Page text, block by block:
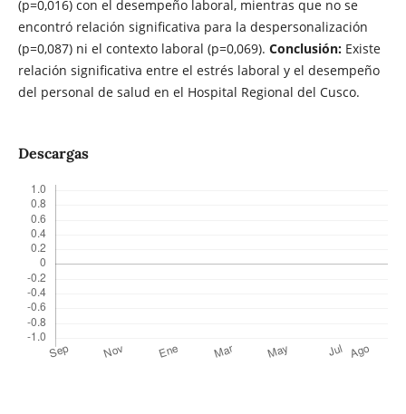
(p=0,016) con el desempeño laboral, mientras que no se
encontró relación significativa para la despersonalización
(p=0,087) ni el contexto laboral (p=0,069). Conclusión:Existe
relación significativa entre el estrés laboral y el desempeño
del personal de salud en el Hospital Regional del Cusco.
Descargas